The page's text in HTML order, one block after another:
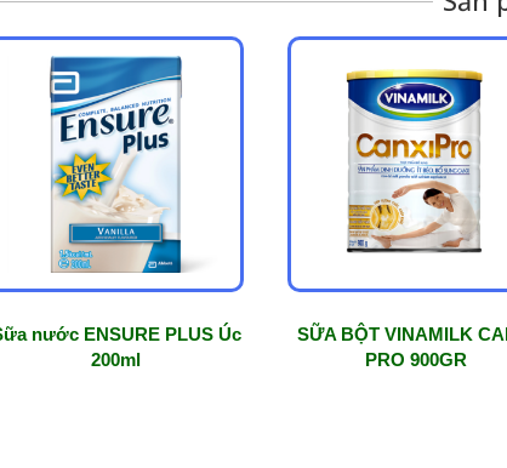
nước ENSURE PLUS Úc
200ml
SỮA BỘT VINAMILK
PRO 900GR